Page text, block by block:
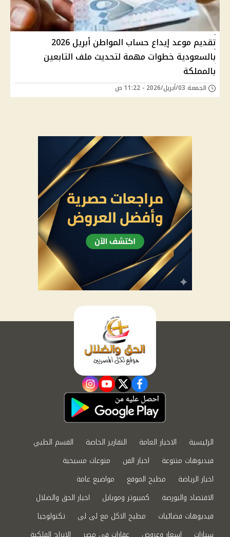
تقديم موعد إيداع حساب المواطن أبريل 2026
بالسعودية خطوات مهمة لتحديث ملف التابعين
بالمملكة
الجمعة 03/أبريل/2026 - 11:22 ص
facebook
twitter
youtube
instagram
الرئيسية الاخبار العامة التقارير الخاصة
القسم الطبي
فيديوهات متنوعة
اخبار الفن
منوعات مسيحية
اخبار الرياضة
مطبخ الموقع
مواضيع عامة
الاقتصاد والبورصة
كمبيوتر وموبايل
اخبار الحق والضلال
فيديوهات فضائيات
مطبخ الاكل مع لى لى
تكنولوجيا